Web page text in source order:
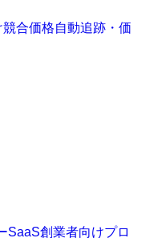
合価格自動追跡・価
SaaS創業者向けプロ